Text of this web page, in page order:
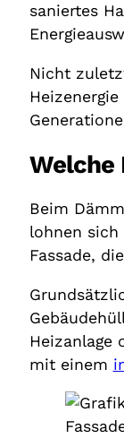
saniertes
Nicht
Welche
Beim
lohnen sich
Fassade,
Heizanlage
mit einem